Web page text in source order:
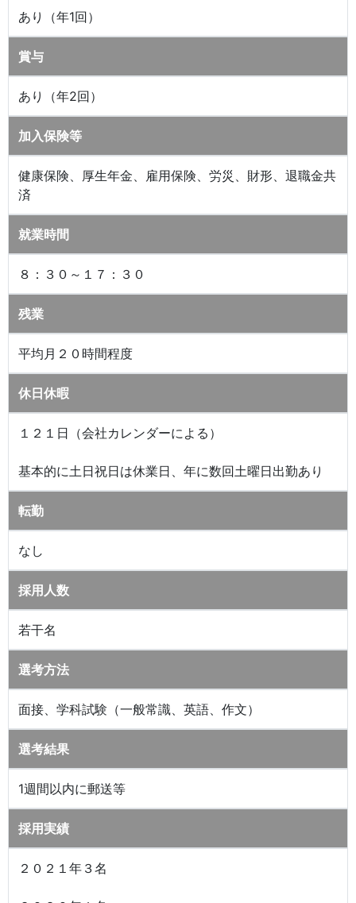
あり（年1回）
賞与
あり（年2回）
加入保険等
健康保険、厚生年金、雇用保険、労災、財形、退職金共
済
就業時間
８：３０～１７：３０
残業
平均月２０時間程度
休日休暇
１２１日（会社カレンダーによる）
基本的に土日祝日は休業日、年に数回土曜日出勤あり
転勤
なし
採用人数
若干名
選考方法
面接、学科試験（一般常識、英語、作文）
選考結果
1週間以内に郵送等
採用実績
２０２１年３名